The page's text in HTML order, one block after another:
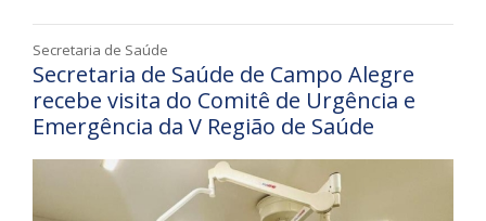
Secretaria de Saúde
Secretaria de Saúde de Campo Alegre
recebe visita do Comitê de Urgência e
Emergência da V Região de Saúde